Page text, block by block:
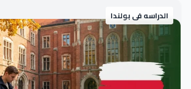
الدراسه فى بولندا